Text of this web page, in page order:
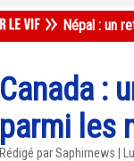
Népal : un
Canada :
parmi les
Rédigé par Saphirnews |